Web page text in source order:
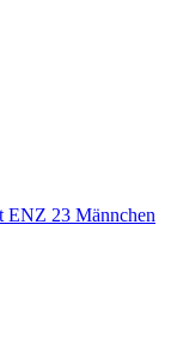
ENZ 23 Männchen